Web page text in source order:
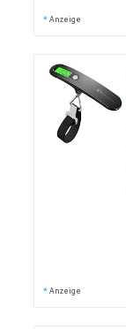
* Anzeige
* Anzeige